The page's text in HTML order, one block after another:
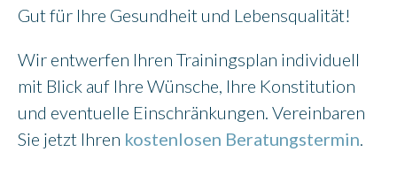
Gut für Ihre Gesundheit und Lebensqualität!
Wir entwerfen Ihren Trainingsplan individuell
mit Blick auf Ihre Wünsche, Ihre Konstitution
und eventuelle Einschränkungen. Vereinbaren
Sie jetzt Ihren kostenlosen Beratungstermin